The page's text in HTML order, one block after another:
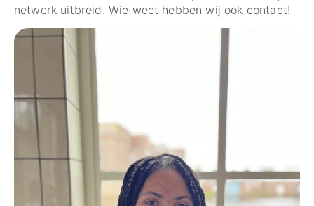
netwerk uitbreid. Wie weet hebben wij ook contact!